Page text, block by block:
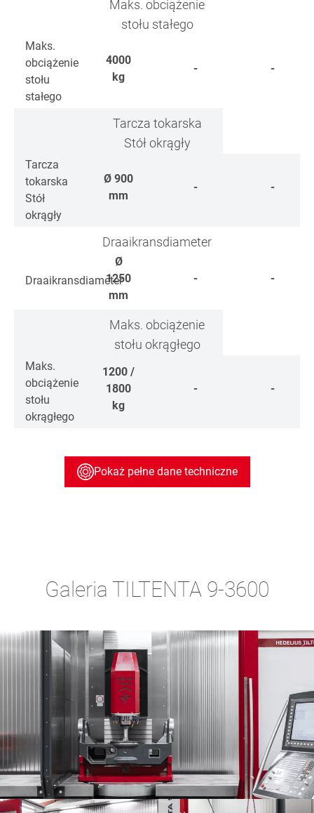
Maks. obciążenie
stołu stałego
Maks.
obciążenie
stołu
stałego
4000
kg
- -
Tarcza tokarska
Stół okrągły
Tarcza
tokarska
Stół
okrągły
Ø 900
mm
- -
Draaikransdiameter
Draaikransdiameter
Ø
1250
mm
- -
Maks. obciążenie
stołu okrągłego
Maks.
obciążenie
stołu
okrągłego
1200 /
1800
kg
- -
Pokaż pełne dane techniczne
Galeria TILTENTA 9-3600